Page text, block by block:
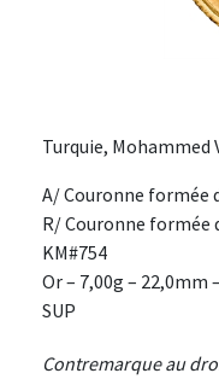
Turquie, Mohammed
A/ Couronne formée
R/ Couronne formée
KM#754
Or – 7,00g – 22,0mm
SUP
Contremarque au